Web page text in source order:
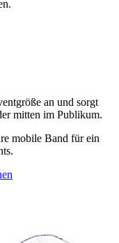
an und sorgt
mitten im Publikum.
mobile Band für ein